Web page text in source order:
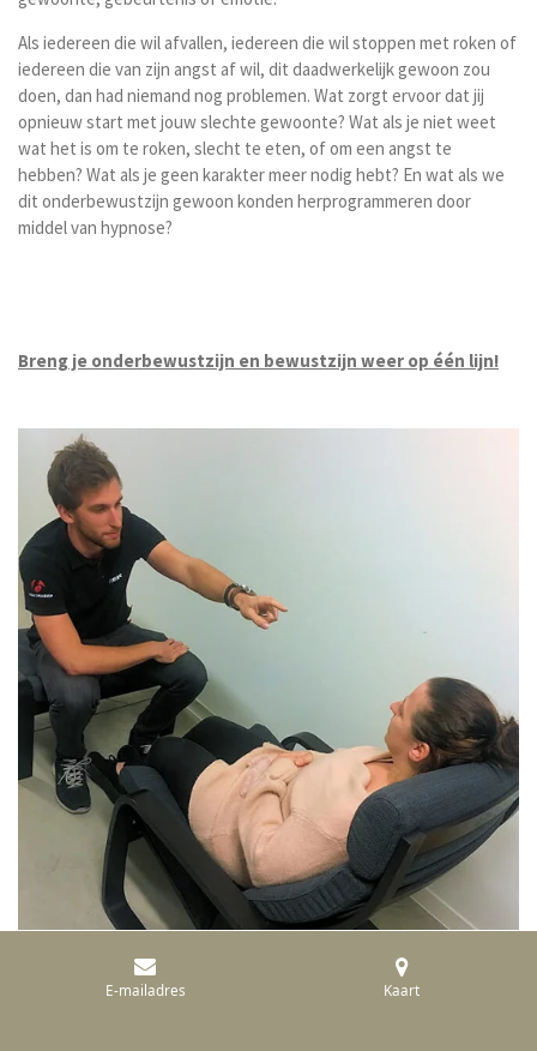
Als iedereen die wil afvallen, iedereen die wil stoppen met roken of
iedereen die van zijn angst af wil, dit daadwerkelijk gewoon zou
doen, dan had niemand nog problemen. Wat zorgt ervoor dat jij
opnieuw start met jouw slechte gewoonte? Wat als je niet weet
wat het is om te roken, slecht te eten, of om een angst te
hebben? Wat als je geen karakter meer nodig hebt? En wat als we
dit onderbewustzijn gewoon konden herprogrammeren door
middel van hypnose?
Breng je onderbewustzijn en bewustzijn weer op één lijn!
E-mailadres Kaart